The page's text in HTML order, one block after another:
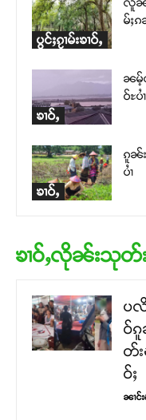
ပွင်ႈၵႂၢမ်းၶၢဝ်ႇ
လိူၼ်
မ်ႈ
ၶၢဝ်ႇ
ၼမ့်
ဝ်ႊ
ၶၢဝ်ႇ
ၵူၼ်
ပၢႆ
ၶၢဝ်ႇလိုၼ်းသုတ်
ပ
ဝ်
တ်း
ဝ်ႈ
ၼၢင်